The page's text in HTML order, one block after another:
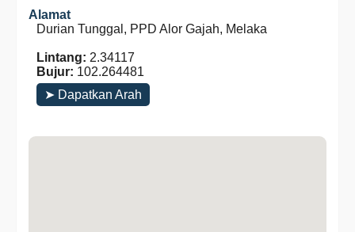
Alamat
Durian Tunggal, PPD Alor Gajah, Melaka
Lintang: 2.34117
Bujur: 102.264481
➤ Dapatkan Arah